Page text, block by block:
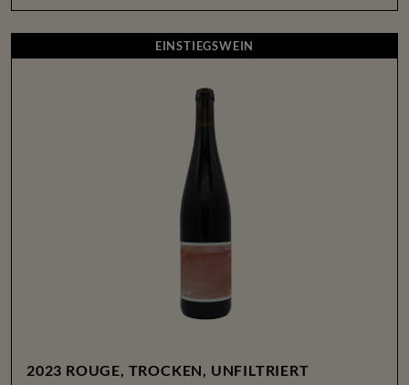
EINSTIEGSWEIN
2023 ROUGE, TROCKEN, UNFILTRIERT